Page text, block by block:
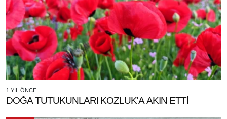
1 YIL ÖNCE
DOĞA TUTUKUNLARI KOZLUK'A AKIN ETTİ